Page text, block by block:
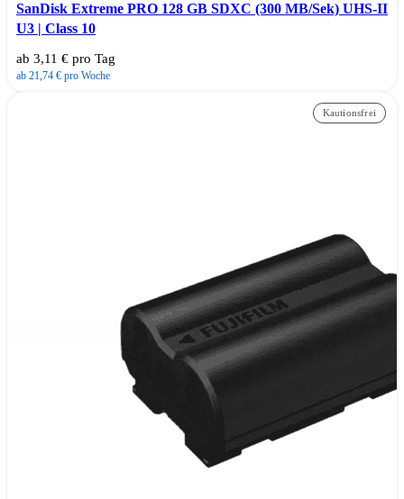
SanDisk Extreme PRO 128 GB SDXC (300 MB/Sek) UHS-II
U3 | Class 10
ab 3,11 € pro Tag
ab 21,74 € pro Woche
Kautionsfrei